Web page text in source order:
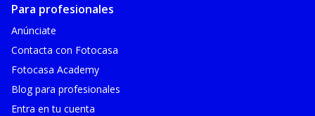
Para profesionales
Anúnciate
Contacta con Fotocasa
Fotocasa Academy
Blog para profesionales
Entra en tu cuenta